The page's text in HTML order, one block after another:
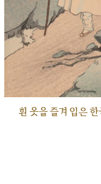
흰 옷을 즐겨 입은